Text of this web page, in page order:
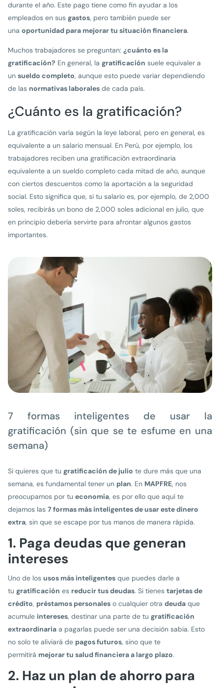
durante el año. Este pago tiene como fin ayudar a los
empleados en sus gastos, pero también puede ser
una oportunidad para mejorar tu situación financiera.
Muchos trabajadores se preguntan: ¿cuánto es la
gratificación? En general, la gratificación suele equivaler a
un sueldo completo, aunque esto puede variar dependiendo
de las normativas laborales de cada país.
¿Cuánto es la gratificación?
La gratificación varía según la leye laboral, pero en general, es
equivalente a un salario mensual. En Perú, por ejemplo, los
trabajadores reciben una gratificación extraordinaria
equivalente a un sueldo completo cada mitad de año, aunque
con ciertos descuentos como la aportación a la seguridad
social. Esto significa que, si tu salario es, por ejemplo, de 2,000
soles, recibirás un bono de 2,000 soles adicional en julio, que
en principio debería servirte para afrontar algunos gastos
importantes.
7 formas inteligentes de usar la
gratificación (sin que se te esfume en una
semana)
Si quieres que tu gratificación de julio te dure más que una
semana, es fundamental tener un plan. En MAPFRE, nos
preocupamos por tu economía, es por ello que aquí te
dejamos las 7 formas más inteligentes de usar este dinero
extra, sin que se escape por tus manos de manera rápida.
1. Paga deudas que generan
intereses
Uno de los usos más inteligentes que puedes darle a
tu gratificación es reducir tus deudas. Si tienes tarjetas de
crédito, préstamos personales o cualquier otra deuda que
acumule intereses, destinar una parte de tu gratificación
extraordinaria a pagarlas puede ser una decisión sabia. Esto
no solo te aliviará de pagos futuros, sino que te
permitirá mejorar tu salud financiera a largo plazo.
2. Haz un plan de ahorro para